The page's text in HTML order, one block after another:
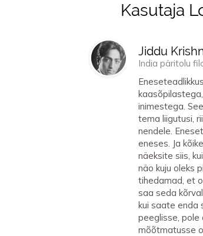
Kasutaja
Jiddu
India päritolu
inimestega.
tema liigutusi,
nendele.
eneses. Ja
näeksite siis,
näo kuju oleks
tihedamad, et
saa seda
kui saate enda
peeglisse, pole
mõõtmatusse